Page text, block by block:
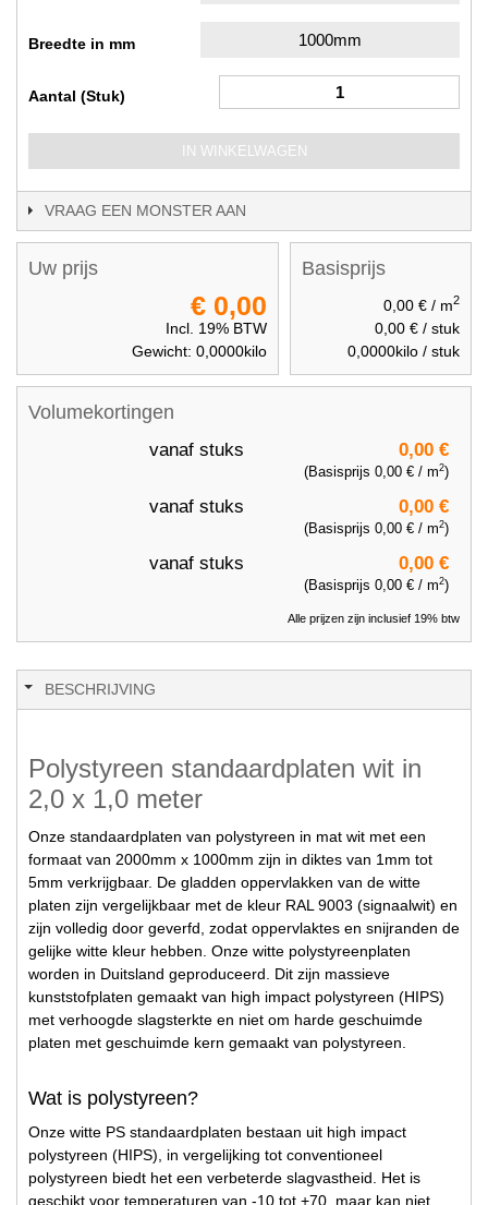
Breedte in mm 1000mm
Aantal (Stuk)
IN WINKELWAGEN
VRAAG EEN MONSTER AAN
Volumekortingen
vanaf stuks 0,00 €
(Basisprijs 0,00 € / m2)
vanaf stuks 0,00 €
(Basisprijs 0,00 € / m2)
vanaf stuks 0,00 €
(Basisprijs 0,00 € / m2)
Alle prijzen zijn inclusief 19% btw
Basisprijs
0,00 €/ m2
0,00 €/ stuk
0,0000kilo / stuk
Uw prijs
€ 0,00
Incl. 19% BTW
Gewicht: 0,0000kilo
BESCHRIJVING
Polystyreen standaardplaten wit in
2,0 x 1,0 meter
Onze standaardplaten van polystyreen in mat wit met een
formaat van 2000mm x 1000mm zijn in diktes van 1mm tot
5mm verkrijgbaar. De gladden oppervlakken van de witte
platen zijn vergelijkbaar met de kleur RAL 9003 (signaalwit) en
zijn volledig door geverfd, zodat oppervlaktes en snijranden de
gelijke witte kleur hebben. Onze witte polystyreenplaten
worden in Duitsland geproduceerd. Dit zijn massieve
kunststofplaten gemaakt van high impact polystyreen (HIPS)
met verhoogde slagsterkte en niet om harde geschuimde
platen met geschuimde kern gemaakt van polystyreen.
Wat is polystyreen?
Onze witte PS standaardplaten bestaan uit high impact
polystyreen (HIPS), in vergelijking tot conventioneel
polystyreen biedt het een verbeterde slagvastheid. Het is
geschikt voor temperaturen van -10 tot +70, maar kan niet